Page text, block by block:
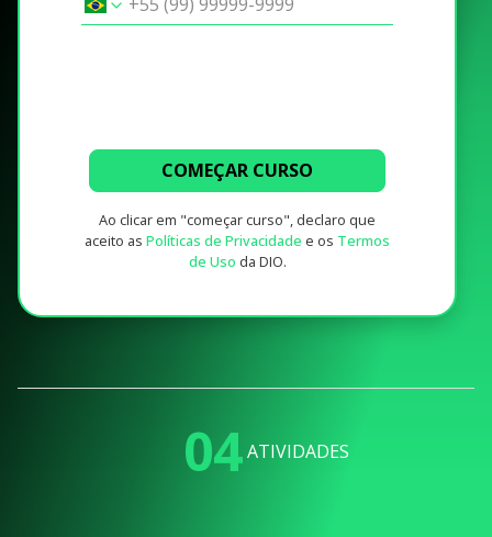
COMEÇAR CURSO
Ao clicar em "começar curso", declaro que
aceito as Políticas de Privacidade e os Termos
de Uso da DIO.
04 ATIVIDADES